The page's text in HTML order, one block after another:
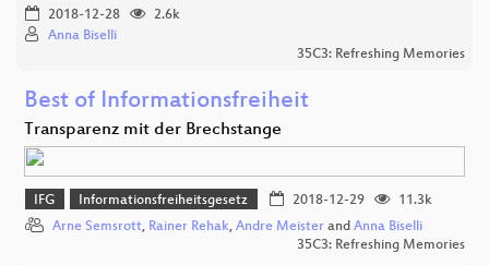
2018-12-28
2.6k
Anna Biselli
35C3: Refreshing Memories
Best of Informationsfreiheit
Transparenz mit der Brechstange
IFG Informationsfreiheitsgesetz 2018-12-29
11.3k
Arne Semsrott, Rainer Rehak, Andre Meister and Anna Biselli
35C3: Refreshing Memories